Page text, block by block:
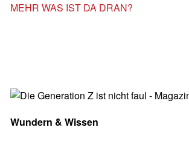
MEHR WAS IST DA DRAN?
Wundern & Wissen